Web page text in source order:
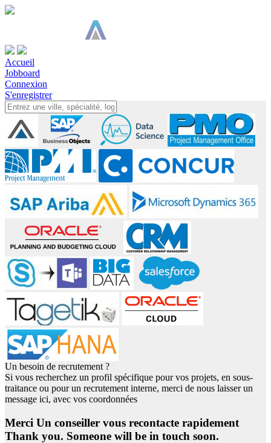
Accueil
Jobboard
Connexion
S'enregistrer
Un besoin de recrutement ?
Si vous recherchez un profil spécifique pour vos projets, en sous-
traitance ou pour un recrutement interne, merci de nous laisser un
message ici, avec vos coordonnées
Merci Un conseiller vous recontacte rapidement
Thank you. Someone will be in touch soon.